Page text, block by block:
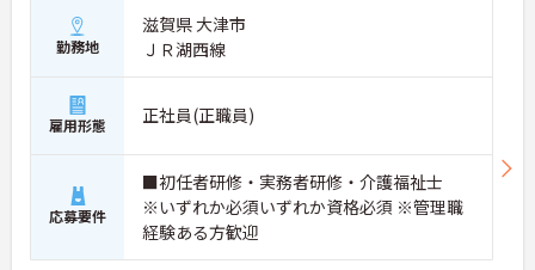
よる決算賞与の支給があります
・確定給付企業年金への加入や勤続3年以上の退職
金制度など将来に向けた備えができます
・1食200円程度の食事補助や会員制リゾート施設の
利用など嬉しい待遇が揃っております
【ワークライフバランスを大切にできる環境】
・緊急時を除いて基本日勤のみの勤務となるため生
活リズムを整えやすくあります
・年間休日110日のほかご自身の誕生月に1日取得で
きる誕生日休暇があります ・産休育休や子どもの看
勤務地
滋賀県 大津市
ＪＲ湖西線
雇用形態 正社員(正職員)
応募要件
■初任者研修・実務者研修・介護福祉士
※いずれか必須いずれか資格必須 ※管理職
経験ある方歓迎